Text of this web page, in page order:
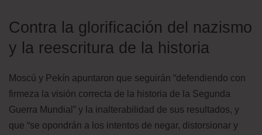
Contra la glorificación del nazismo
y la reescritura de la historia
Moscú y Pekín apuntaron que seguirán “defendiendo con
firmeza la visión correcta de la historia de la Segunda
Guerra Mundial” y la inalterabilidad de sus resultados, y
que “se opondrán a los intentos de negar, distorsionar y